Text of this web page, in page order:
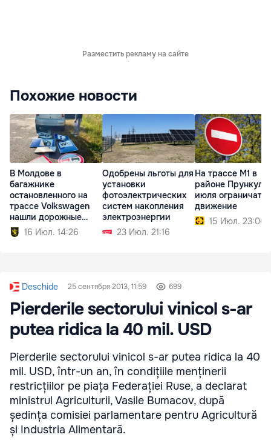
Разместить рекламу на сайте
Похожие новости
В Молдове в
багажнике
остановленного на
трассе Volkswagen
нашли дорожные
знаки16 Июл. 14:26
Одобрены льготы для
установки
фотоэлектрических
систем накопления
электроэнергии
23 Июл. 21:16
На трассе M1 в
районе Прункул
июля ограничат
движение
15 Июл. 23:06
Deschide 25 сентября 2013, 11:59 699
Pierderile sectorului vinicol s-ar
putea ridica la 40 mil. USD
Pierderile sectorului vinicol s-ar putea ridica la 40
mil. USD, într-un an, în condițiile menținerii
restricțiilor pe piața Federației Ruse, a declarat
ministrul Agriculturii, Vasile Bumacov, după
ședința comisiei parlamentare pentru Agricultură
și Industria Alimentară.